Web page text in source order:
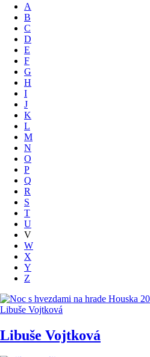
A
B
C
D
E
F
G
H
I
J
K
L
M
N
O
P
Q
R
S
T
U
V
W
X
Y
Z
Libuše Vojtková
Libuše Vojtková